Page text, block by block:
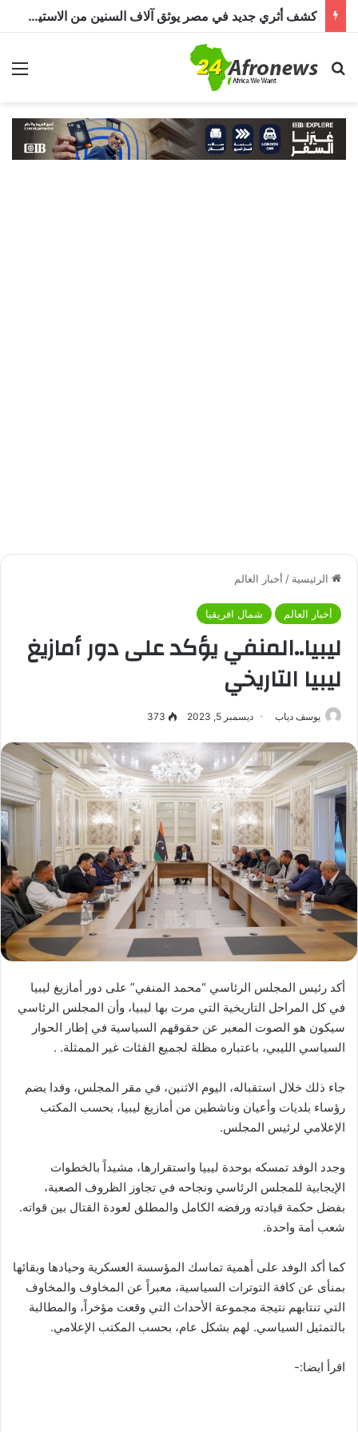
كشف أثري جديد في مصر يوثق آلاف السنين من الاستيطان البشري.. اكتشاف جبانة من عصر ما قبل الأسرات حتى العصرين اليوناني والروماني
بحث عن
الرئيسية / أخبار العالم
أخبار العالم شمال افريقيا
ليبيا..المنفي يؤكد على دور أمازيغ
ليبيا التاريخي
يوسف دياب ديسمبر 5, 2023 373
أكد رئيس المجلس الرئاسي “محمد المنفي” على دور أمازيغ ليبيا
في كل المراحل التاريخية التي مرت بها ليبيا، وأن المجلس الرئاسي
سيكون هو الصوت المعبر عن حقوقهم السياسية في إطار الحوار
السياسي الليبي، باعتباره مظلة لجميع الفئات غير الممثلة. .
جاء ذلك خلال استقباله، اليوم الاثنين، في مقر المجلس، وفدا يضم
رؤساء بلديات وأعيان وناشطين من أمازيغ ليبيا، بحسب المكتب
الإعلامي لرئيس المجلس.
وجدد الوفد تمسكه بوحدة ليبيا واستقرارها، مشيداً بالخطوات
الإيجابية للمجلس الرئاسي ونجاحه في تجاوز الظروف الصعبة،
بفضل حكمة قيادته ورفضه الكامل والمطلق لعودة القتال بين قواته.
شعب أمة واحدة.
كما أكد الوفد على أهمية تماسك المؤسسة العسكرية وحيادها وبقائها
بمنأى عن كافة التوترات السياسية، معبراً عن المخاوف والمخاوف
التي تنتابهم نتيجة مجموعة الأحداث التي وقعت مؤخراً، والمطالبة
بالتمثيل السياسي. لهم بشكل عام، بحسب المكتب الإعلامي.
اقرأ ايضا:-